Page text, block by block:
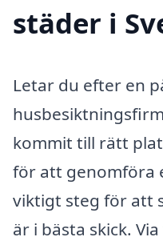
städer i
Letar du efter en
kommit till rätt
för att genomföra
viktigt steg för att
är i bästa skick.